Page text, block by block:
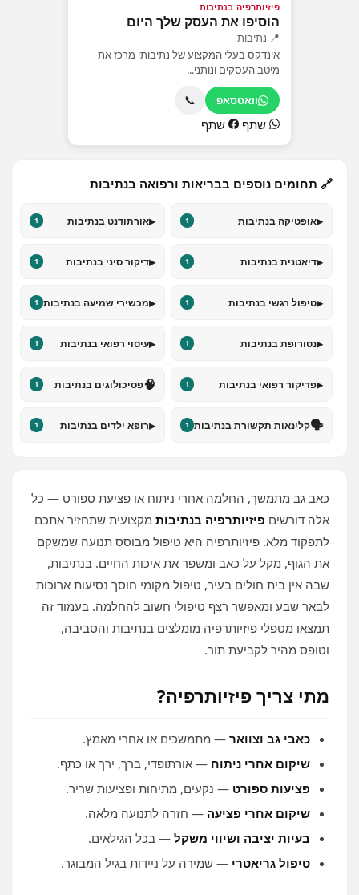
פיזיותרפיה בנתיבות
הוסיפו את העסק שלך היום
📍 נתיבות
אינדקס בעלי המקצוע של נתיבותי מרכז את
מיטב העסקים ונותני...
וואטסאפ 📞
שתף שתף
🔗 תחומים נוספים בבריאות ורפואה בנתיבות
▸אופטיקה בנתיבות 1
▸אורתודנט בנתיבות 1
▸דיאטנית בנתיבות 1
▸דיקור סיני בנתיבות 1
▸טיפול רגשי בנתיבות 1
▸מכשירי שמיעה בנתיבות 1
▸נטורופת בנתיבות 1
▸עיסוי רפואי בנתיבות 1
▸פדיקור רפואי בנתיבות 1
🧠פסיכולוגים בנתיבות 1
🗣️קלינאות תקשורת בנתיבות 1
▸רופא ילדים בנתיבות 1
כאב גב מתמשך, החלמה אחרי ניתוח או פציעת ספורט — כל
אלה דורשים פיזיותרפיה בנתיבות מקצועית שתחזיר אתכם
לתפקוד מלא. פיזיותרפיה היא טיפול מבוסס תנועה שמשקם
את הגוף, מקל על כאב ומשפר את איכות החיים. בנתיבות,
שבה אין בית חולים בעיר, טיפול מקומי חוסך נסיעות ארוכות
לבאר שבע ומאפשר רצף טיפולי חשוב להחלמה. בעמוד זה
תמצאו מטפלי פיזיותרפיה מומלצים בנתיבות והסביבה,
וטופס מהיר לקביעת תור.
מתי צריך פיזיותרפיה?
כאבי גב וצוואר — מתמשכים או אחרי מאמץ.
שיקום אחרי ניתוח — אורתופדי, ברך, ירך או כתף.
פציעות ספורט — נקעים, מתיחות ופציעות שריר.
שיקום אחרי פציעה — חזרה לתנועה מלאה.
בעיות יציבה ושיווי משקל — בכל הגילאים.
טיפול גריאטרי — שמירה על ניידות בגיל המבוגר.